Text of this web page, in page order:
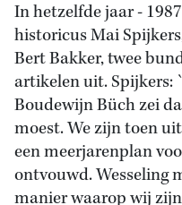
In hetzelfde jaar -
historicus Mai
Bert Bakker, twee
artikelen uit.
Boudewijn Büch zei
moest. We zijn toen
een meerjarenplan
ontvouwd. Wesseling
manier waarop wij